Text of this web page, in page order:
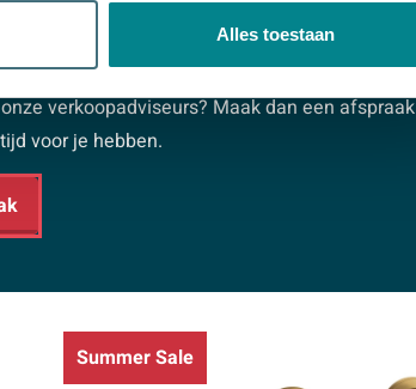
Alles toestaan
verkoopadviseurs? Maak dan een afspraak
voor je hebben.
Summer Sale